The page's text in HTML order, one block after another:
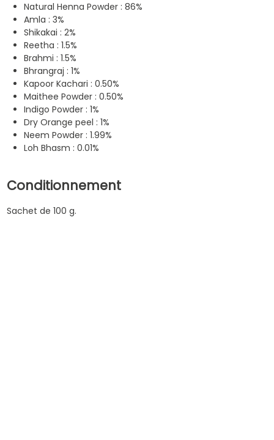
Natural Henna Powder : 86%
Amla : 3%
Shikakai : 2%
Reetha : 1.5%
Brahmi : 1.5%
Bhrangraj : 1%
Kapoor Kachari : 0.50%
Maithee Powder : 0.50%
Indigo Powder : 1%
Dry Orange peel : 1%
Neem Powder : 1.99%
Loh Bhasm : 0.01%
Conditionnement
Sachet de 100 g.